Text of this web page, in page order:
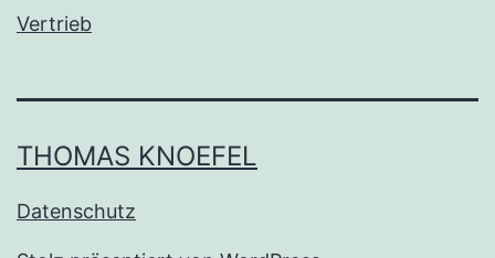
Vertrieb
THOMAS KNOEFEL
Datenschutz